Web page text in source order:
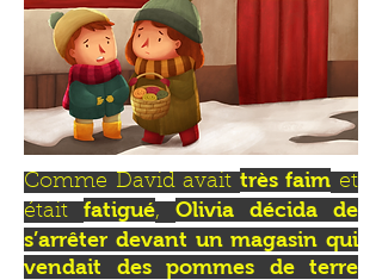
Comme David avait très faim et
était fatigué, Olivia décida de
s’arrêter devant un magasin qui
vendait des pommes de terre